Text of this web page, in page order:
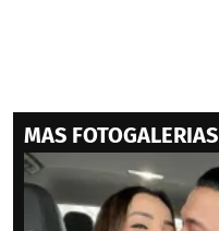
MAS FOTOGALERIAS